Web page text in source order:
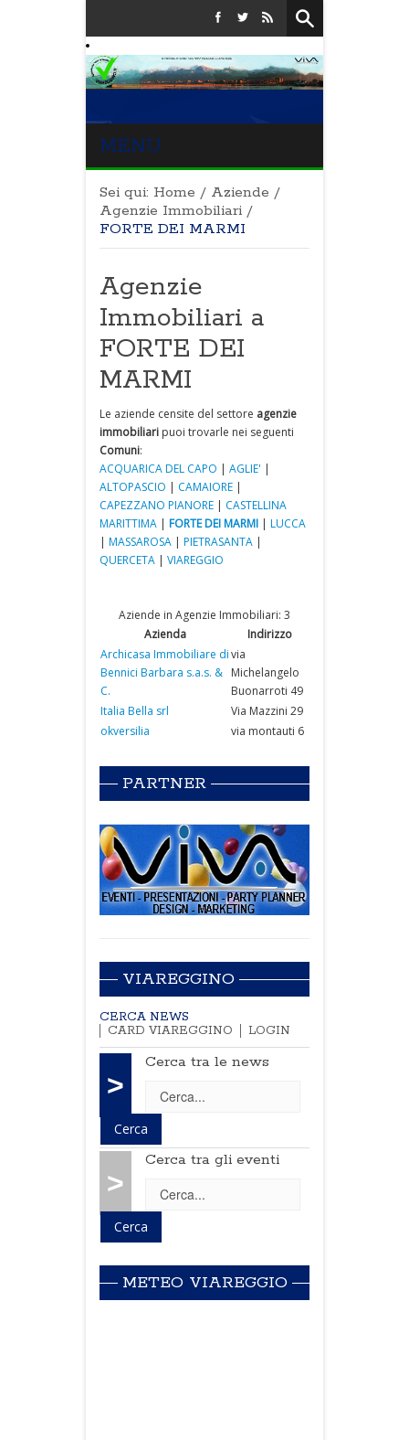
MENU
Sei qui: Home / Aziende /
Agenzie Immobiliari /
FORTE DEI MARMI
Agenzie
Immobiliari a
FORTE DEI
MARMI
Le aziende censite del settore agenzie
immobiliari puoi trovarle nei seguenti
Comuni:
ACQUARICA DEL CAPO | AGLIE' |
ALTOPASCIO | CAMAIORE |
CAPEZZANO PIANORE | CASTELLINA
MARITTIMA | FORTE DEI MARMI | LUCCA
| MASSAROSA | PIETRASANTA |
QUERCETA | VIAREGGIO
Aziende in Agenzie Immobiliari: 3
Azienda
Indirizzo
Archicasa Immobiliare di
Bennici Barbara s.a.s. &
C.
via
Michelangelo
Buonarroti 49
Italia Bella srl
Via Mazzini 29
okversilia
via montauti 6
PARTNER
VIAREGGINO
CERCA NEWS
CARD VIAREGGINO
LOGIN
>
Cerca tra le news
>
Cerca tra gli eventi
METEO VIAREGGIO